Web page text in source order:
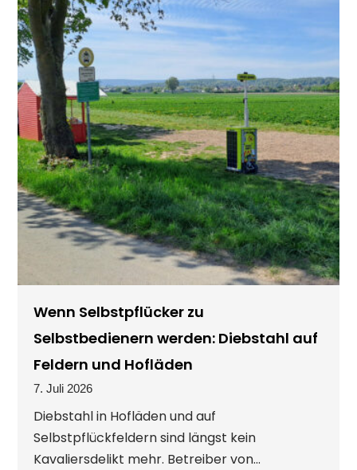
Wenn Selbstpflücker zu
Selbstbedienern werden: Diebstahl auf
Feldern und Hofläden
7. Juli 2026
Diebstahl in Hofläden und auf
Selbstpflückfeldern sind längst kein
Kavaliersdelikt mehr. Betreiber von...